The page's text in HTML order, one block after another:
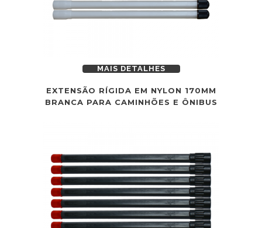
MAIS DETALHES
EXTENSÃO RÍGIDA EM NYLON 170MM
BRANCA PARA CAMINHÕES E ÔNIBUS